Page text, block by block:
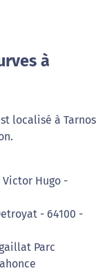
à
localisé à Tarnos
Hugo -
- 64100 -
Parc